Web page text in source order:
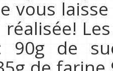
vous
réalisée!
90g de